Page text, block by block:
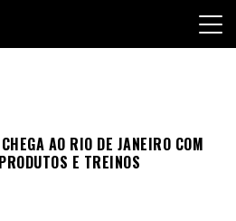
AO RIO DE JANEIRO COM
E TREINOS